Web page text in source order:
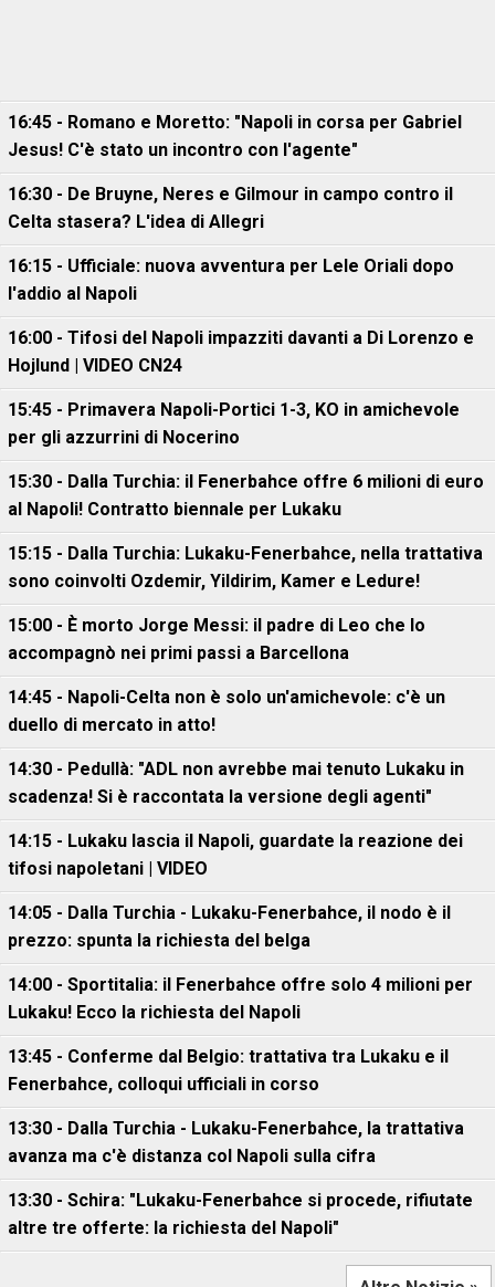
16:45 - Romano e Moretto: "Napoli in corsa per Gabriel
Jesus! C'è stato un incontro con l'agente"
16:30 - De Bruyne, Neres e Gilmour in campo contro il
Celta stasera? L'idea di Allegri
16:15 - Ufficiale: nuova avventura per Lele Oriali dopo
l'addio al Napoli
16:00 - Tifosi del Napoli impazziti davanti a Di Lorenzo e
Hojlund | VIDEO CN24
15:45 - Primavera Napoli-Portici 1-3, KO in amichevole
per gli azzurrini di Nocerino
15:30 - Dalla Turchia: il Fenerbahce offre 6 milioni di euro
al Napoli! Contratto biennale per Lukaku
15:15 - Dalla Turchia: Lukaku-Fenerbahce, nella trattativa
sono coinvolti Ozdemir, Yildirim, Kamer e Ledure!
15:00 - È morto Jorge Messi: il padre di Leo che lo
accompagnò nei primi passi a Barcellona
14:45 - Napoli-Celta non è solo un'amichevole: c'è un
duello di mercato in atto!
14:30 - Pedullà: "ADL non avrebbe mai tenuto Lukaku in
scadenza! Si è raccontata la versione degli agenti"
14:15 - Lukaku lascia il Napoli, guardate la reazione dei
tifosi napoletani | VIDEO
14:05 - Dalla Turchia - Lukaku-Fenerbahce, il nodo è il
prezzo: spunta la richiesta del belga
14:00 - Sportitalia: il Fenerbahce offre solo 4 milioni per
Lukaku! Ecco la richiesta del Napoli
13:45 - Conferme dal Belgio: trattativa tra Lukaku e il
Fenerbahce, colloqui ufficiali in corso
13:30 - Dalla Turchia - Lukaku-Fenerbahce, la trattativa
avanza ma c'è distanza col Napoli sulla cifra
13:30 - Schira: "Lukaku-Fenerbahce si procede, rifiutate
altre tre offerte: la richiesta del Napoli"